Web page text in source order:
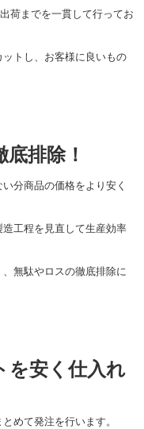
荷までを一貫して行ってお
トし、お客様に良いもの
排除！
分商品の価格をより安く
工程を見直して生産効率
無駄やロスの徹底排除に
を安く仕入れ
めて発注を行います。